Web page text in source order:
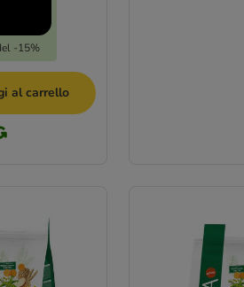
-15%
al carrello